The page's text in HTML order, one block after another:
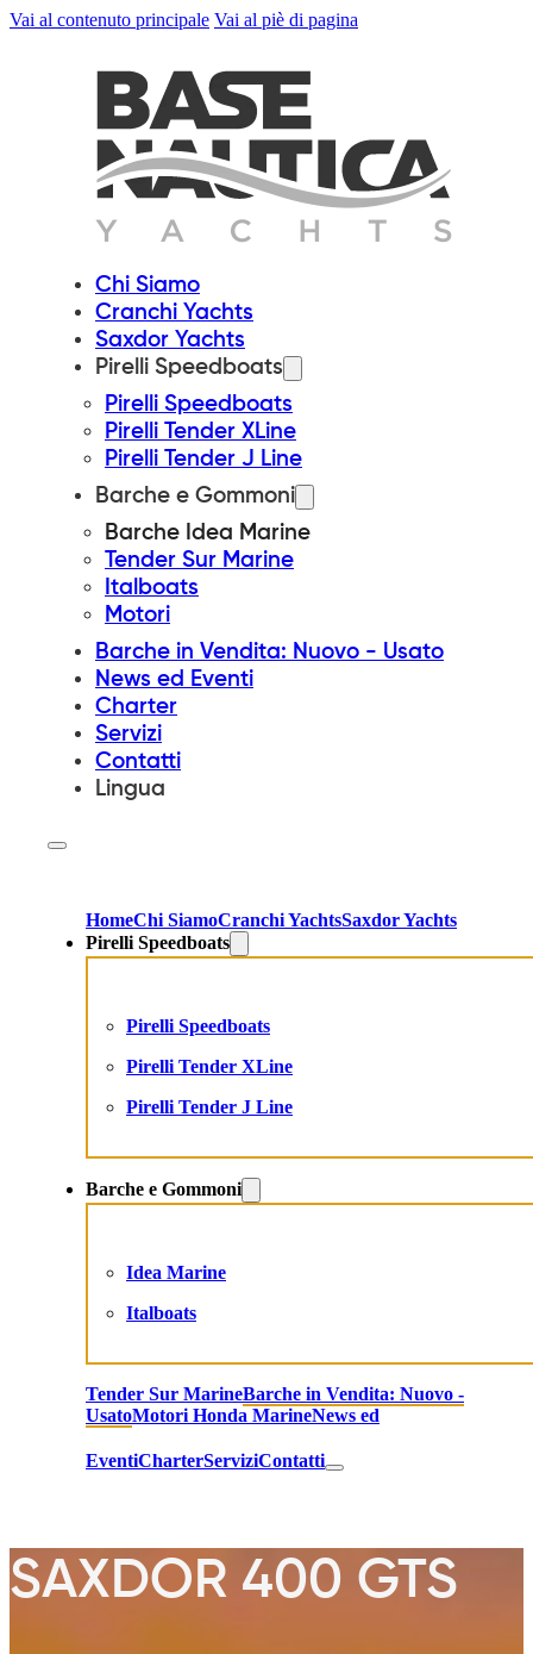
Vai al contenuto principale Vai al piè di pagina
Chi Siamo
Cranchi Yachts
Saxdor Yachts
Pirelli Speedboats
Pirelli Speedboats
Pirelli Tender XLine
Pirelli Tender J Line
Barche e Gommoni
Barche Idea Marine
Tender Sur Marine
Italboats
Motori
Barche in Vendita: Nuovo - Usato
News ed Eventi
Charter
Servizi
Contatti
Lingua
HomeChi SiamoCranchi YachtsSaxdor Yachts
Pirelli Speedboats
Pirelli Speedboats
Pirelli Tender XLine
Pirelli Tender J Line
Barche e Gommoni
Idea Marine
Italboats
Tender Sur MarineBarche in Vendita: Nuovo -
UsatoMotori Honda MarineNews ed
EventiCharterServiziContatti
SAXDOR 400 GTS